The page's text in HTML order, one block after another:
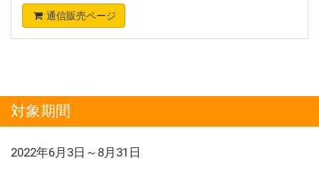
通信販売ページ
対象期間
2022年6月3日～8月31日